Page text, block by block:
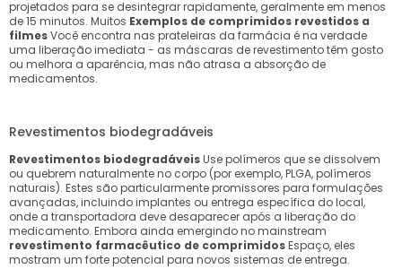
projetados para se desintegrar rapidamente, geralmente em menos
de 15 minutos. Muitos Exemplos de comprimidos revestidos a
filmesVocê encontra nas prateleiras da farmácia é na verdade
uma liberação imediata - as máscaras de revestimento têm gosto
ou melhora a aparência, mas não atrasa a absorção de
medicamentos.
Revestimentos biodegradáveis
Revestimentos biodegradáveisUse polímeros que se dissolvem
ou quebrem naturalmente no corpo (por exemplo, PLGA, polímeros
naturais). Estes são particularmente promissores para formulações
avançadas, incluindo implantes ou entrega específica do local,
onde a transportadora deve desaparecer após a liberação do
medicamento. Embora ainda emergindo no mainstream
revestimento farmacêutico de comprimidosEspaço, eles
mostram um forte potencial para novos sistemas de entrega.